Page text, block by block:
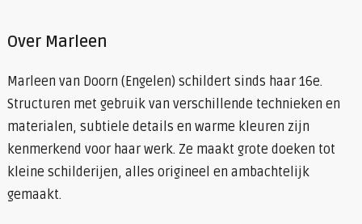
Over Marleen
Marleen van Doorn (Engelen) schildert sinds haar 16e.
Structuren met gebruik van verschillende technieken en
materialen, subtiele details en warme kleuren zijn
kenmerkend voor haar werk. Ze maakt grote doeken tot
kleine schilderijen, alles origineel en ambachtelijk
gemaakt.